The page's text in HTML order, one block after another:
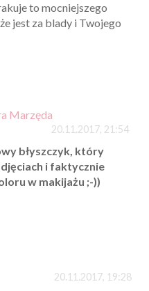
to mocniejszego
jest za blady i Twojego
Marzęda
20.11.2017, 21:54
błyszczyk, który
i faktycznie
w makijażu ;-))
20.11.2017, 19:28